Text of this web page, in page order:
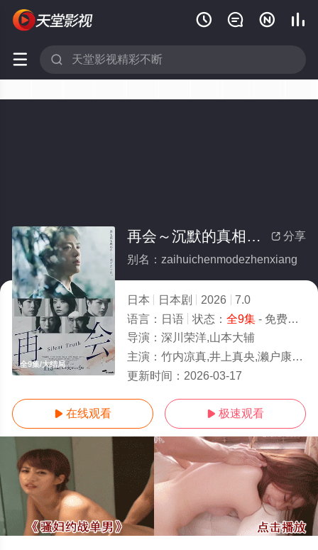
   
 
全9集/大结局
 分享
再会～沉默的真相～(全集)
别名：zaihuichenmodezhenxiang
日本 日本剧 2026
7.0
语言： 日语 状态： 全9集- 免费在线观看
导演： 深川荣洋,山本大辅
主演： 竹内凉真,井上真央,濑户康史,渡边大知,北香那
更新时间： 2026-03-17
 在线观看  极速观看